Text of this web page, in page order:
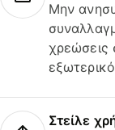
Μην
χρεώσεις
Στείλε